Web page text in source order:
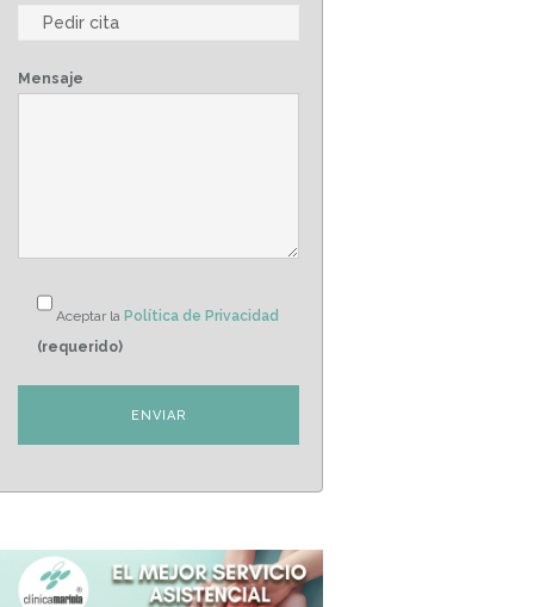
Mensaje
Aceptar la Política de Privacidad
(requerido)